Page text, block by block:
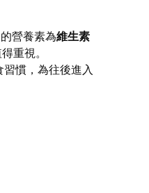
營養素為維生素
重視。
慣，為往後進入